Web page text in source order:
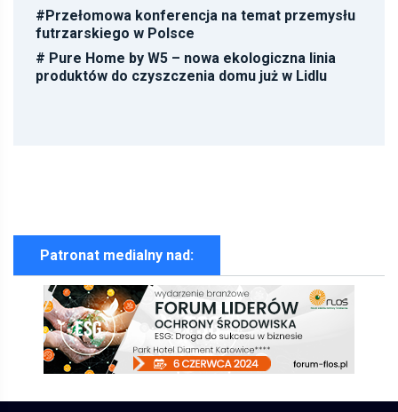
#Przełomowa konferencja na temat przemysłu
futrzarskiego w Polsce
# Pure Home by W5 – nowa ekologiczna linia
produktów do czyszczenia domu już w Lidlu
Patronat medialny nad: